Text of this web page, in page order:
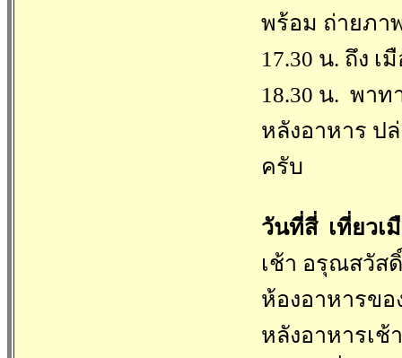
พร้อม ถ่ายภา
17.30 น. ถึง
18.30 น. พา
หลังอาหาร ป
ครับ
วันที่สี่ เที่ยวเ
เช้า อรุณสวัส
ห้องอาหารขอ
หลังอาหารเช้